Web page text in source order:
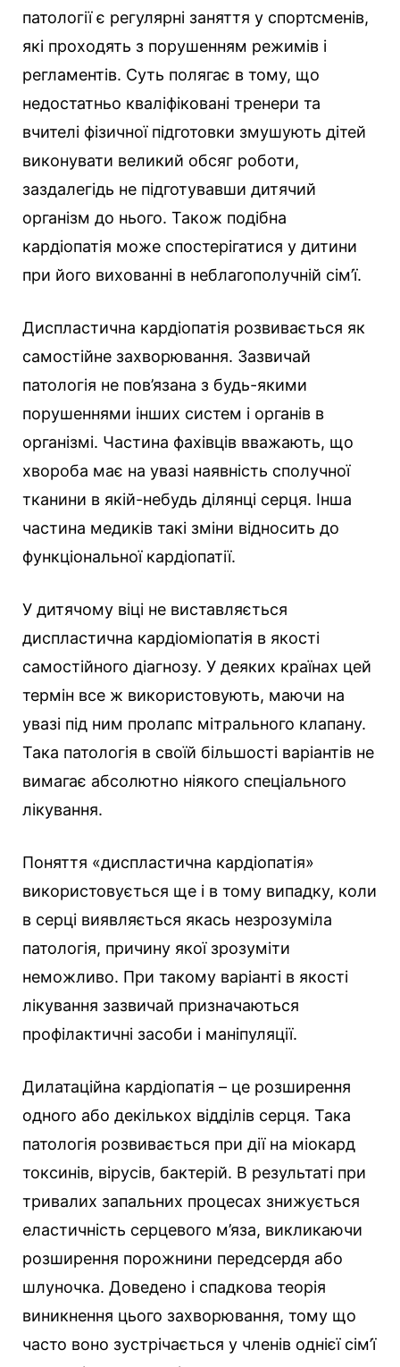
патології є регулярні заняття у спортсменів,
які проходять з порушенням режимів і
регламентів. Суть полягає в тому, що
недостатньо кваліфіковані тренери та
вчителі фізичної підготовки змушують дітей
виконувати великий обсяг роботи,
заздалегідь не підготувавши дитячий
організм до нього. Також подібна
кардіопатія може спостерігатися у дитини
при його вихованні в неблагополучній сім’ї.
Диспластична кардіопатія розвивається як
самостійне захворювання. Зазвичай
патологія не пов’язана з будь-якими
порушеннями інших систем і органів в
організмі. Частина фахівців вважають, що
хвороба має на увазі наявність сполучної
тканини в якій-небудь ділянці серця. Інша
частина медиків такі зміни відносить до
функціональної кардіопатії.
У дитячому віці не виставляється
диспластична кардіоміопатія в якості
самостійного діагнозу. У деяких країнах цей
термін все ж використовують, маючи на
увазі під ним пролапс мітрального клапану.
Така патологія в своїй більшості варіантів не
вимагає абсолютно ніякого спеціального
лікування.
Поняття «диспластична кардіопатія»
використовується ще і в тому випадку, коли
в серці виявляється якась незрозуміла
патологія, причину якої зрозуміти
неможливо. При такому варіанті в якості
лікування зазвичай призначаються
профілактичні засоби і маніпуляції.
Дилатаційна кардіопатія – це розширення
одного або декількох відділів серця. Така
патологія розвивається при дії на міокард
токсинів, вірусів, бактерій. В результаті при
тривалих запальних процесах знижується
еластичність серцевого м’яза, викликаючи
розширення порожнини передсердя або
шлуночка. Доведено і спадкова теорія
виникнення цього захворювання, тому що
часто воно зустрічається у членів однієї сім’ї